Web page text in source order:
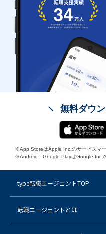
無料ダウ
※App StoreはApple Inc.のサービスマー
※Android、Google PlayはGoogle Inc.
type転職エージェントTOP
転職エージェントとは